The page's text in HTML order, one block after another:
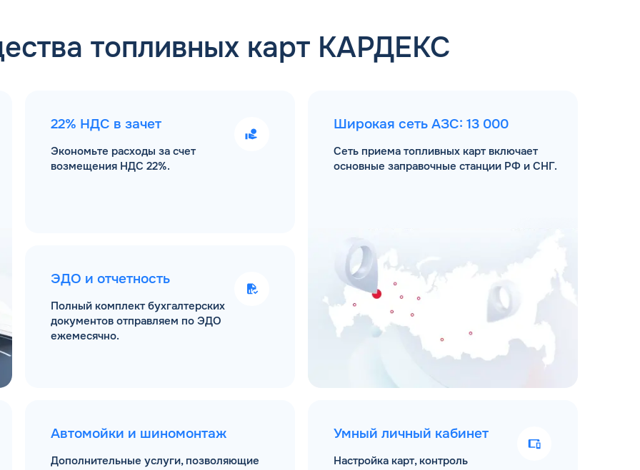
топливных карт КАРДЕКС
22% НДС в зачет
Экономьте расходы за счет
возмещения НДС 22%.
ЭДО и отчетность
Полный комплект бухгалтерских
документов отправляем по ЭДО
ежемесячно.
Автомойки и шиномонтаж
Дополнительные услуги, позволяющие
Широкая сеть АЗС: 13 000
Сеть приема топливных карт включает
основные заправочные станции РФ и СНГ.
Умный личный кабинет
Настройка карт, контроль